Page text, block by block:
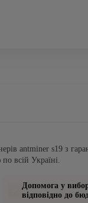
antminer s19 з
всій Україні.
Допомога у
відповідно до